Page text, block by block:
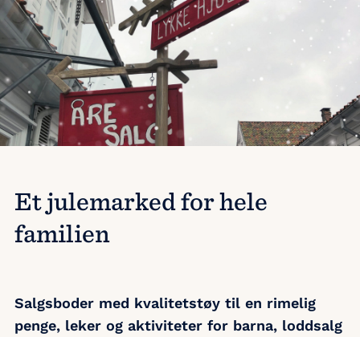
Et julemarked for hele
familien
Salgsboder med kvalitetstøy til en rimelig
penge, leker og aktiviteter for barna, loddsalg